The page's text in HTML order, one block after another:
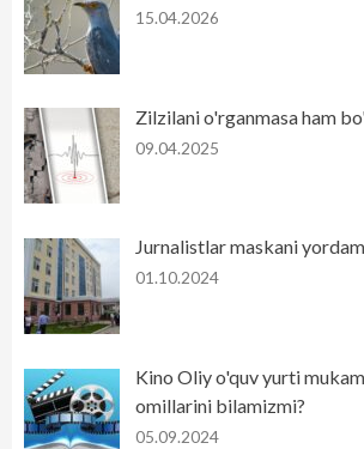
15.04.2026
Zilzilani o'rganmasa ham
09.04.2025
Jurnalistlar maskani
01.10.2024
Kino Oliy o'quv yurti
omillarini bilamizmi?
05.09.2024